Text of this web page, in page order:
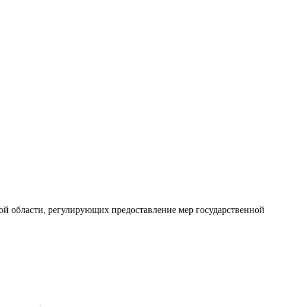
области, регулирующих предоставление мер государственной